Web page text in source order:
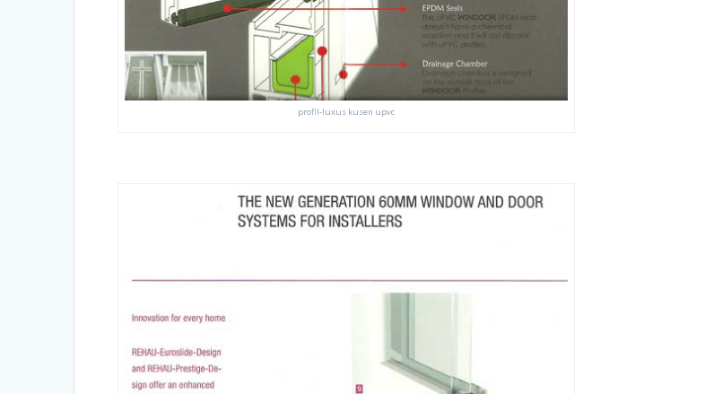
profil-luxus kusen upvc